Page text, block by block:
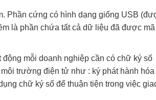
Phần cứng có hình dạng giống USB
là phần chứa tất cả dữ liệu đã được mã
mỗi doanh nghiệp cần có chữ ký số
trường điện tử như : ký phát hành hóa
chữ ký số để thuận tiện trong việc